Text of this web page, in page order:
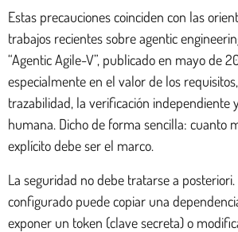
Estas precauciones coinciden con las
trabajos recientes sobre agentic
“Agentic Agile-V”, publicado en mayo de
especialmente en el valor de los
trazabilidad, la verificación independiente
humana. Dicho de forma sencilla: cuanto
explícito debe ser el marco.
La seguridad no debe tratarse a
configurado puede copiar una
exponer un token (clave secreta) o